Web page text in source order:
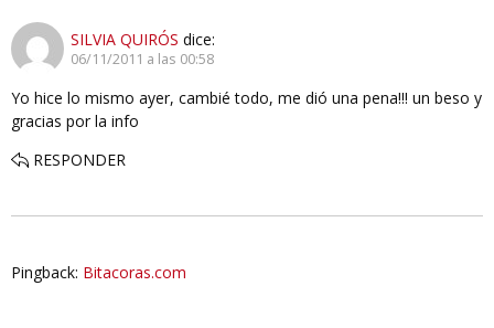
SILVIA QUIRÓS dice:
06/11/2011 a las 00:58
Yo hice lo mismo ayer, cambié todo, me dió una pena!!! un beso y
gracias por la info
RESPONDER
Pingback: Bitacoras.com